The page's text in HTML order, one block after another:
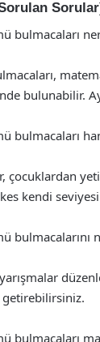
bulmacaları
bulunabilir.
bulmacaları
çocuklardan
kendi
bulmacalarını
yarışmalar
bulmacaları